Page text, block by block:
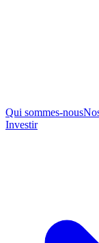
Qui sommes-nous
Investir